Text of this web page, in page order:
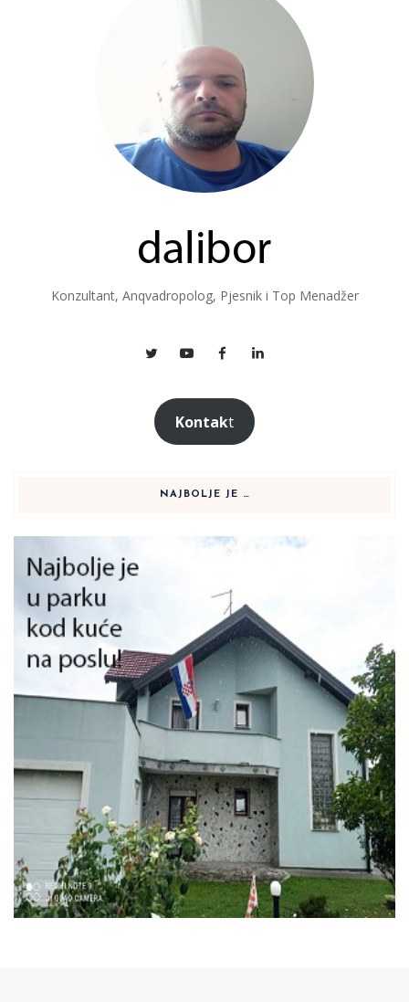
Konzultant, Anqvadropolog, Pjesnik i Top Menadžer
Kontakt
NAJBOLJE JE …